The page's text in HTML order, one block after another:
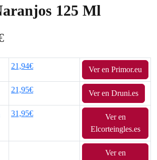
125 Ml
E
l
21,94€ Ver en Primor.eu
21,95€ Ver en Druni.es
31,95€
Ver en
Elcorteingles.es
Ver en